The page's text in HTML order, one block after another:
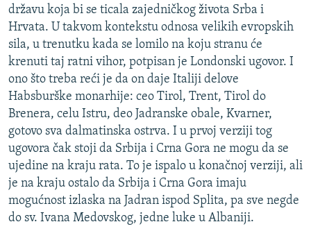
državu koja bi se ticala zajedničkog života Srba i
Hrvata. U takvom kontekstu odnosa velikih evropskih
sila, u trenutku kada se lomilo na koju stranu će
krenuti taj ratni vihor, potpisan je Londonski ugovor. I
ono što treba reći je da on daje Italiji delove
Habsburške monarhije: ceo Tirol, Trent, Tirol do
Brenera, celu Istru, deo Jadranske obale, Kvarner,
gotovo sva dalmatinska ostrva. I u prvoj verziji tog
ugovora čak stoji da Srbija i Crna Gora ne mogu da se
ujedine na kraju rata. To je ispalo u konačnoj verziji, ali
je na kraju ostalo da Srbija i Crna Gora imaju
mogućnost izlaska na Jadran ispod Splita, pa sve negde
do sv. Ivana Medovskog, jedne luke u Albaniji.